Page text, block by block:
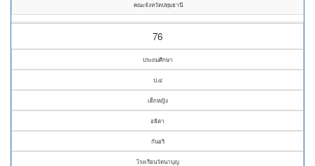
คณะจังหวัดปทุมธานี
76
ประถมศึกษา
ป.๔
เด็กหญิง
อธิตา
กันอริ
โรงเรียนวัดนาบุญ